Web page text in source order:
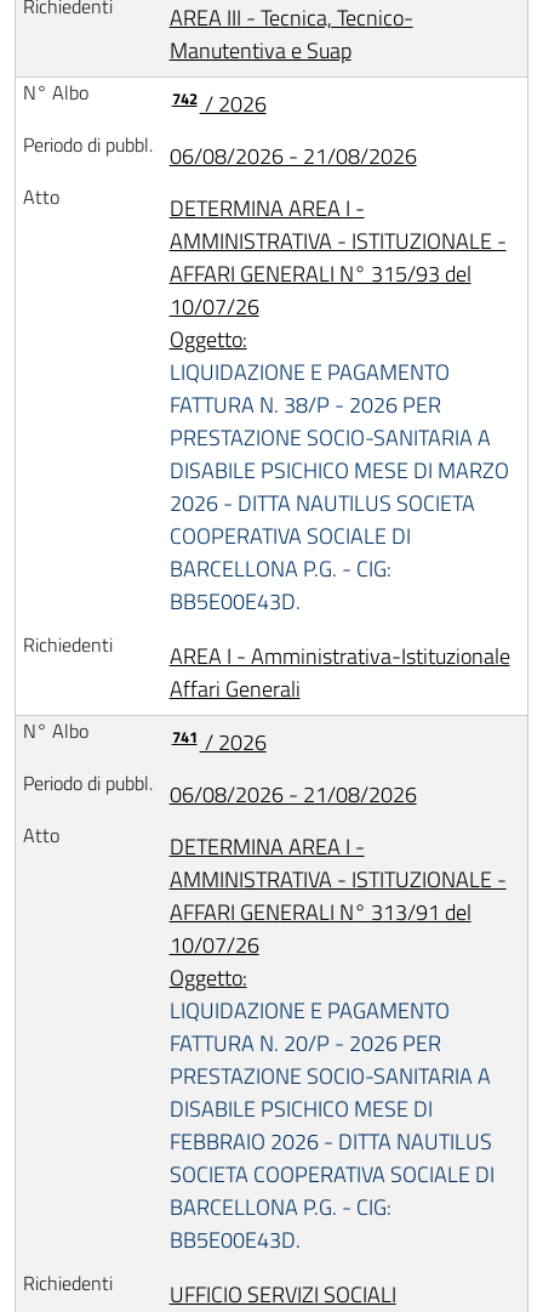
AREA III - Tecnica, Tecnico-
Manutentiva e Suap
742 / 2026
06/08/2026 - 21/08/2026
DETERMINA AREA I -
AMMINISTRATIVA - ISTITUZIONALE -
AFFARI GENERALI N° 315/93 del
10/07/26
Oggetto:
LIQUIDAZIONE E PAGAMENTO
FATTURA N. 38/P - 2026 PER
PRESTAZIONE SOCIO-SANITARIA A
DISABILE PSICHICO MESE DI MARZO
2026 - DITTA NAUTILUS SOCIETA
COOPERATIVA SOCIALE DI
BARCELLONA P.G. - CIG:
BB5E00E43D.
AREA I - Amministrativa-Istituzionale
Affari Generali
741 / 2026
06/08/2026 - 21/08/2026
DETERMINA AREA I -
AMMINISTRATIVA - ISTITUZIONALE -
AFFARI GENERALI N° 313/91 del
10/07/26
Oggetto:
LIQUIDAZIONE E PAGAMENTO
FATTURA N. 20/P - 2026 PER
PRESTAZIONE SOCIO-SANITARIA A
DISABILE PSICHICO MESE DI
FEBBRAIO 2026 - DITTA NAUTILUS
SOCIETA COOPERATIVA SOCIALE DI
BARCELLONA P.G. - CIG:
BB5E00E43D.
UFFICIO SERVIZI SOCIALI